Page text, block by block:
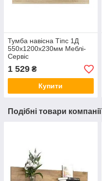
Тумба навісна Тіпс 1Д
550х1200х230мм Меблі-
Сервіс
1 529 ₴
Купити
Подібні товари компанії